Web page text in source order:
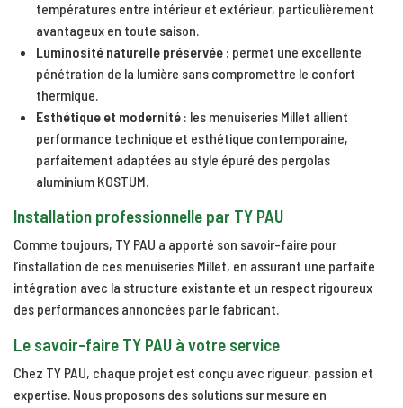
températures entre intérieur et extérieur, particulièrement
avantageux en toute saison.
Luminosité naturelle préservée : permet une excellente
pénétration de la lumière sans compromettre le confort
thermique.
Esthétique et modernité : les menuiseries Millet allient
performance technique et esthétique contemporaine,
parfaitement adaptées au style épuré des pergolas
aluminium KOSTUM.
Installation professionnelle par TY PAU
Comme toujours, TY PAU a apporté son savoir-faire pour
l’installation de ces menuiseries Millet, en assurant une parfaite
intégration avec la structure existante et un respect rigoureux
des performances annoncées par le fabricant.
Le savoir-faire TY PAU à votre service
Chez TY PAU, chaque projet est conçu avec rigueur, passion et
expertise. Nous proposons des solutions sur mesure en